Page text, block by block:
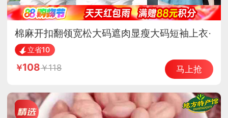
棉麻开扣翻领宽松大码遮肉显瘦大码短袖上衣·
蕾丝口袋紫色
立省10
108 118 马上抢